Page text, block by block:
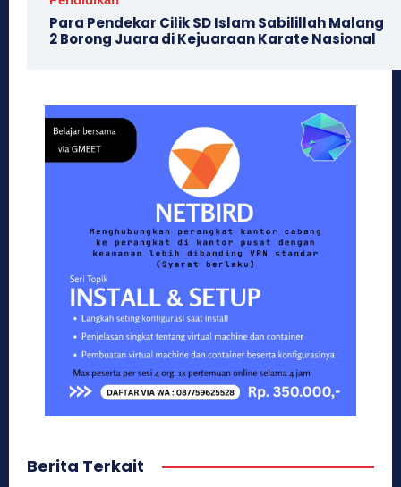
Para Pendekar Cilik SD Islam Sabilillah Malang
2 Borong Juara di Kejuaraan Karate Nasional
Berita Terkait